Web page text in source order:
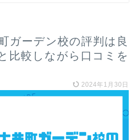
ガーデン校の評判は良
比較しながら口コミを
2024年1月30日